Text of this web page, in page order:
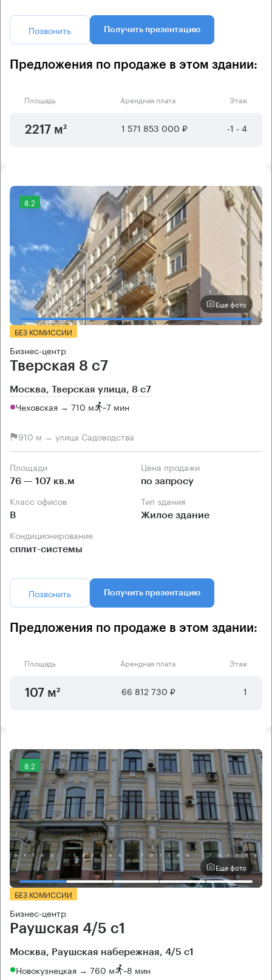
Позвонить Получить презентацию
Предложения по продаже в этом здании:
Площадь Арендная плата Этаж
2217 м² 1 571 853 000 ₽ -1 - 4
8.2
Еще фото
БЕЗ КОМИССИИ
Бизнес-центр
Тверская 8 с7
Москва, Тверская улица, 8 с7
Чеховская → 710 м ~7 мин
910 м → улица Садоводства
Площади
76 — 107 кв.м
Цена продажи
по запросу
Класс офисов
B
Тип здания
Жилое здание
Кондиционирование
сплит-системы
Позвонить Получить презентацию
Предложения по продаже в этом здании:
Площадь Арендная плата Этаж
107 м² 66 812 730 ₽ 1
8.2
Еще фото
БЕЗ КОМИССИИ
Бизнес-центр
Раушская 4/5 с1
Москва, Раушская набережная, 4/5 с1
Новокузнецкая → 760 м ~8 мин